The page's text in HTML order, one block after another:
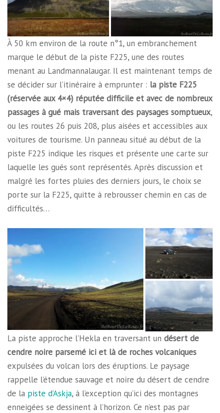
À 50 km environ de la route n°1, un embranchement
marque le début de la piste F225, une des routes
menant au Landmannalaugar. Il est maintenant temps de
se décider sur l’itinéraire à emprunter : la piste F225
(réservée aux 4×4) réputée difficile et avec de nombreux
passages à gué mais traversant des paysages somptueux,
ou les routes 26 puis 208, plus aisées et accessibles aux
voitures de tourisme. Un panneau situé au début de la
piste F225 indique les risques et présente une carte sur
laquelle les gués sont représentés. Après discussion et
malgré les fortes pluies des derniers jours, le choix se
porte sur la F225, quitte à rebrousser chemin en cas de
difficultés…
La piste approche l’Hekla en traversant un désert de
cendre noire parsemé ici et là de roches volcaniques
expulsées du volcan lors des éruptions. Le paysage
rappelle l’étendue sauvage et noire du désert de cendre
de la piste d’Askja, à l’exception qu’ici des montagnes
enneigées se dessinent à l’horizon. Ce n’est pas par